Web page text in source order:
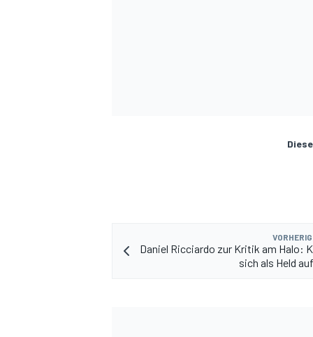
Daniel Ricciardo zur Kritik am Halo:
sich als Held